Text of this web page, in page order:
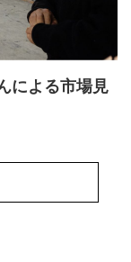
による市場見